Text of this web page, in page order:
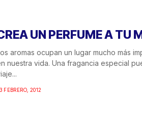
UN PERFUME A TU
aromas ocupan un lugar mucho más
nuestra vida. Una fragancia especial
FEBRERO, 2012